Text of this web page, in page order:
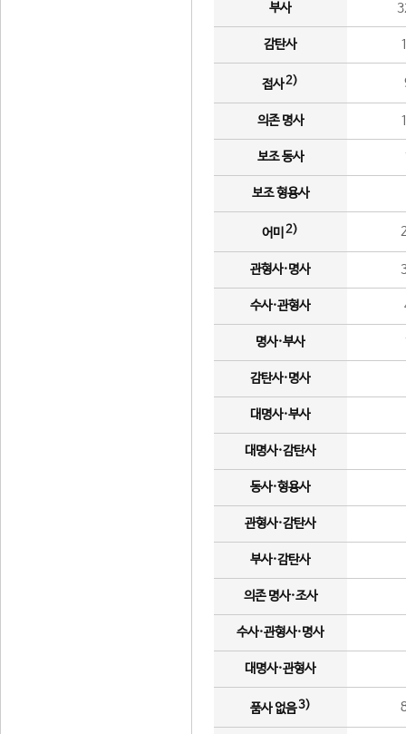
부사
감탄사
접사2)
의존 명사
보조 동사
보조 형용사
어미 2)
관형사·명사
수사·관형사
명사·부사
감탄사·명사
대명사·부사
대명사·감탄사
동사·형용사
관형사·감탄사
부사·감탄사
의존 명사·조사
수사·관형사·명사
대명사·관형사
품사 없음3)